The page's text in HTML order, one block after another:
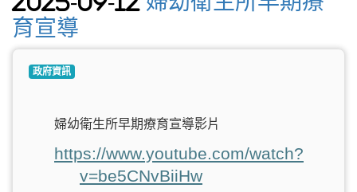
育宣導
政府資訊
婦幼衛生所早期療育宣導影片
https://www.youtube.com/watch?
v=be5CNvBiiHw